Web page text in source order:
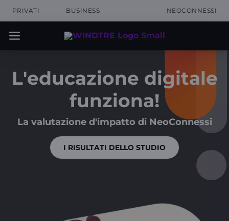
PRIVATI BUSINESS NEOCONNESSI
L'educazione digitale
funziona!
La valutazione d'impatto di NeoConnessi
I RISULTATI DELLO STUDIO